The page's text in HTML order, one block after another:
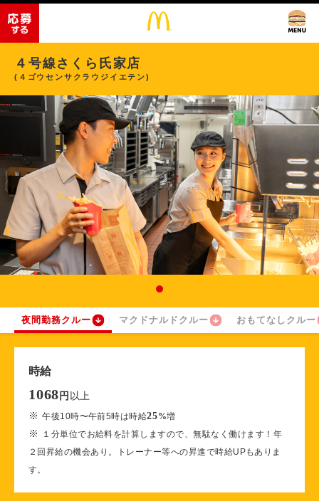
４号線さくら氏家店
(４ゴウセンサクラウジイエテン)
夜間勤務クルー マクドナルドクルー おもてなしクルー
時給
1068 円 以上
※午後10時〜午前5時は時給25%増
※
１分単位でお給料を計算しますので、無駄なく働けます！年
２回昇給の機会あり。トレーナー等への昇進で時給UPもありま
す。